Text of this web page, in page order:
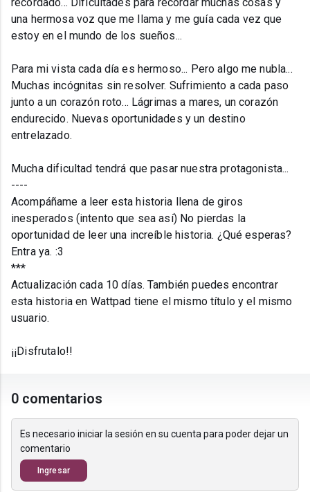
una hermosa voz que me llama y me guía cada vez que
estoy en el mundo de los sueños...
Para mi vista cada día es hermoso... Pero algo me nubla...
Muchas incógnitas sin resolver. Sufrimiento a cada paso
junto a un corazón roto... Lágrimas a mares, un corazón
endurecido. Nuevas oportunidades y un destino
entrelazado.
Mucha dificultad tendrá que pasar nuestra protagonista...
----
Acompáñame a leer esta historia llena de giros
inesperados (intento que sea así) No pierdas la
oportunidad de leer una increíble historia. ¿Qué esperas?
Entra ya. :3
***
Actualización cada 10 días. También puedes encontrar
esta historia en Wattpad tiene el mismo título y el mismo
usuario.
¡¡Disfrutalo!!
0 comentarios
Es necesario iniciar la sesión en su cuenta para poder dejar un
comentario
Ingresar